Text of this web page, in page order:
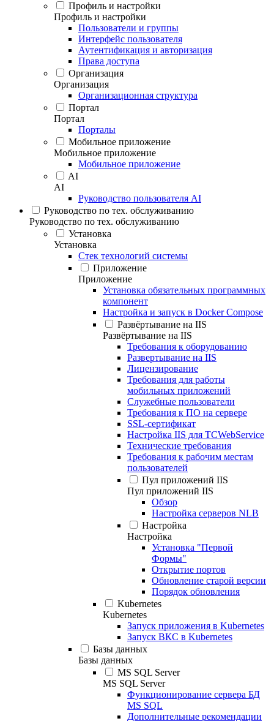
Профиль и настройки
Профиль и настройки
Пользователи и группы
Интерфейс пользователя
Аутентификация и авторизация
Права доступа
Организация
Организация
Организационная структура
Портал
Портал
Порталы
Мобильное приложение
Мобильное приложение
Мобильное приложение
AI
AI
Руководство пользователя AI
Руководство по тех. обслуживанию
Руководство по тех. обслуживанию
Установка
Установка
Стек технологий системы
Приложение
Приложение
Установка обязательных программных
компонент
Настройка и запуск в Docker Compose
Развёртывание на IIS
Развёртывание на IIS
Требования к оборудованию
Развертывание на IIS
Лицензирование
Требования для работы
мобильных приложений
Служебные пользователи
Требования к ПО на сервере
SSL-сертификат
Настройка IIS для TCWebService
Технические требования
Требования к рабочим местам
пользователей
Пул приложений IIS
Пул приложений IIS
Обзор
Настройка серверов NLB
Настройка
Настройка
Установка "Первой
Формы"
Открытие портов
Обновление старой версии
Порядок обновления
Kubernetes
Kubernetes
Запуск приложения в Kubernetes
Запуск ВКС в Kubernetes
Базы данных
Базы данных
MS SQL Server
MS SQL Server
Функционирование сервера БД
MS SQL
Дополнительные рекомендации